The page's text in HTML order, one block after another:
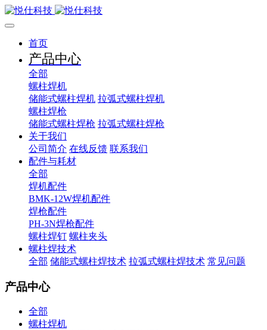
首页
产品中心
全部
螺柱焊机
储能式螺柱焊机 拉弧式螺柱焊机
螺柱焊枪
储能式螺柱焊枪 拉弧式螺柱焊枪
关于我们
公司简介 在线反馈 联系我们
配件与耗材
全部
焊机配件
BMK-12W焊机配件
焊枪配件
PH-3N焊枪配件
螺柱焊钉 螺柱夹头
螺柱焊技术
全部 储能式螺柱焊技术 拉弧式螺柱焊技术 常见问题
产品中心
全部
螺柱焊机